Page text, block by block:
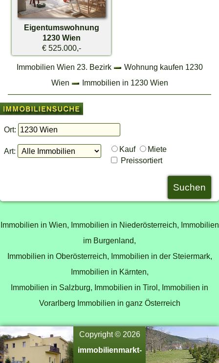
Eigentumswohnung
1230 Wien
€ 525.000,-
Immobilien Wien 23. Bezirk
Wohnung kaufen 1230
Wien
Immobilien in 1230 Wien
Ort:
Art: Kauf
Miete
Preissortiert
Immobilien in Wien, Immobilien in Niederösterreich, Immobilien
im Burgenland,
Immobilien in Oberösterreich, Immobilien in der Steiermark,
Immobilien in Kärnten,
Immobilien in Salzburg, Immobilien in Tirol, Immobilien in
Vorarlberg Immobilien in ganz Österreich
Copyright © 2026
immobilienmarkt-